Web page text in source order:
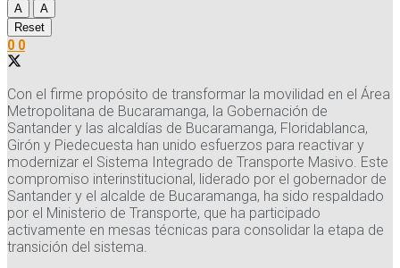
A
A
Reset
0 0
Con el firme propósito de transformar la movilidad en el Área
Metropolitana de Bucaramanga, la Gobernación de
Santander y las alcaldías de Bucaramanga, Floridablanca,
Girón y Piedecuesta han unido esfuerzos para reactivar y
modernizar el Sistema Integrado de Transporte Masivo. Este
compromiso interinstitucional, liderado por el gobernador de
Santander y el alcalde de Bucaramanga, ha sido respaldado
por el Ministerio de Transporte, que ha participado
activamente en mesas técnicas para consolidar la etapa de
transición del sistema.